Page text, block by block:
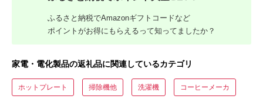
ふるさと納税でAmazonギフトコードなど
ポイントがお得にもらえるって知ってましたか？
家電・電化製品の返礼品に関連しているカテゴリ
ホットプレート 掃除機他 洗濯機 コーヒーメーカ